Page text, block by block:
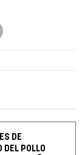
DE
DEL POLLO